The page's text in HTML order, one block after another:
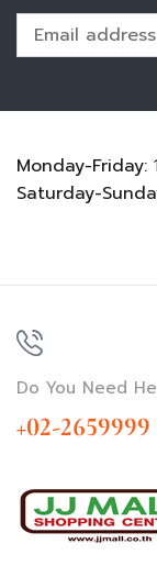
Monday-Friday:
Saturday-
Do You Need
+02-2659999